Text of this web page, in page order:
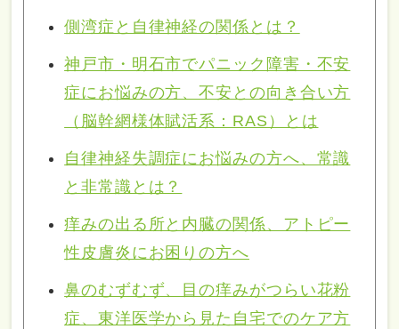
側湾症と自律神経の関係とは？
神戸市・明石市でパニック障害・不安
症にお悩みの方、不安との向き合い方
（脳幹網様体賦活系：RAS）とは
自律神経失調症にお悩みの方へ、常識
と非常識とは？
痒みの出る所と内臓の関係、アトピー
性皮膚炎にお困りの方へ
鼻のむずむず、目の痒みがつらい花粉
症、東洋医学から見た自宅でのケア方